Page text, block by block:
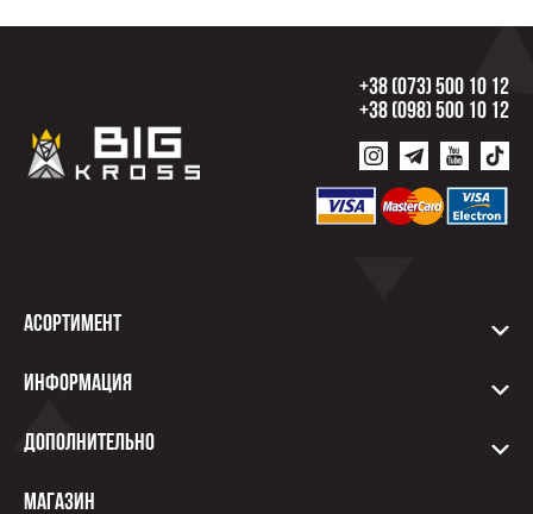
+38 (073) 500 10 12
+38 (098) 500 10 12
Асортимент
Информация
Дополнительно
Магазин